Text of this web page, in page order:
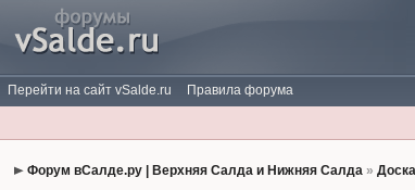
Перейти на сайт vSalde.ru Правила форума
Форум вСалде.ру | Верхняя Салда и Нижняя Салда »